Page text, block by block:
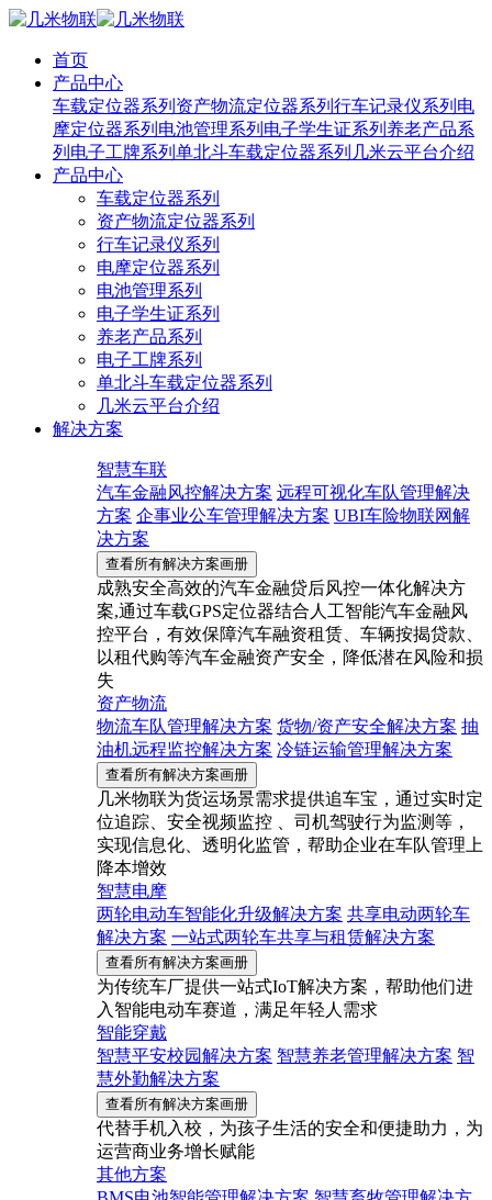
首页
产品中心
车载定位器系列 资产物流定位器系列 行车记录仪系列 电
摩定位器系列 电池管理系列 电子学生证系列 养老产品系
列 电子工牌系列 单北斗车载定位器系列 几米云平台介绍
产品中心
车载定位器系列
资产物流定位器系列
行车记录仪系列
电摩定位器系列
电池管理系列
电子学生证系列
养老产品系列
电子工牌系列
单北斗车载定位器系列
几米云平台介绍
解决方案
智慧车联
汽车金融风控解决方案 远程可视化车队管理解决
方案 企事业公车管理解决方案 UBI车险物联网解
决方案
查看所有解决方案画册
成熟安全高效的汽车金融贷后风控一体化解决方
案,通过车载GPS定位器结合人工智能汽车金融风
控平台，有效保障汽车融资租赁、车辆按揭贷款、
以租代购等汽车金融资产安全，降低潜在风险和损
失
资产物流
物流车队管理解决方案 货物/资产安全解决方案 抽
油机远程监控解决方案 冷链运输管理解决方案
查看所有解决方案画册
几米物联为货运场景需求提供追车宝，通过实时定
位追踪、安全视频监控 、司机驾驶行为监测等，
实现信息化、透明化监管，帮助企业在车队管理上
降本增效
智慧电摩
两轮电动车智能化升级解决方案 共享电动两轮车
解决方案 一站式两轮车共享与租赁解决方案
查看所有解决方案画册
为传统车厂提供一站式IoT解决方案，帮助他们进
入智能电动车赛道，满足年轻人需求
智能穿戴
智慧平安校园解决方案 智慧养老管理解决方案 智
慧外勤解决方案
查看所有解决方案画册
代替手机入校，为孩子生活的安全和便捷助力，为
运营商业务增长赋能
其他方案